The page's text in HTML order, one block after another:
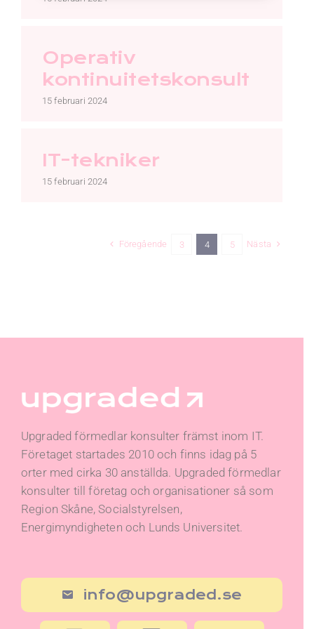
Operativ
kontinuitetskonsult
15 februari 2024
IT-tekniker
15 februari 2024
Föregående 3 4 5 Nästa
Upgraded förmedlar konsulter främst inom IT.
Företaget startades 2010 och finns idag på 5
orter med cirka 30 anställda. Upgraded förmedlar
konsulter till företag och organisationer så som
Region Skåne, Socialstyrelsen,
Energimyndigheten och Lunds Universitet.
info@upgraded.se